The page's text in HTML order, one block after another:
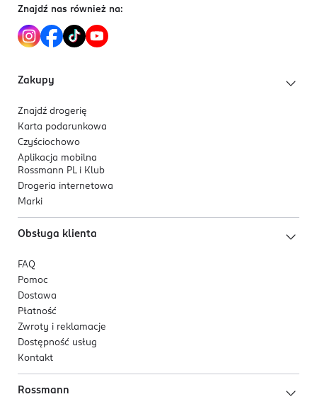
Znajdź nas również na:
Zakupy
Znajdź drogerię
Karta podarunkowa
Czyściochowo
Aplikacja mobilna
Rossmann PL i Klub
Drogeria internetowa
Marki
Obsługa klienta
FAQ
Pomoc
Dostawa
Płatność
Zwroty i reklamacje
Dostępność usług
Kontakt
Rossmann